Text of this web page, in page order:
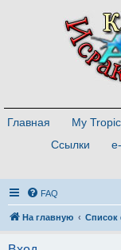
Главная My
Ссылки
FAQ
На главную